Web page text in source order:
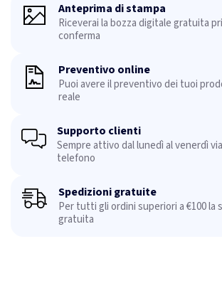
Anteprima di stampa
Riceverai la bozza digitale gratuita
conferma
Preventivo online
Puoi avere il preventivo dei tuoi
reale
Supporto clienti
Sempre attivo dal lunedì al venerdì
telefono
Spedizioni gratuite
Per tutti gli ordini superiori a €100 la
gratuita